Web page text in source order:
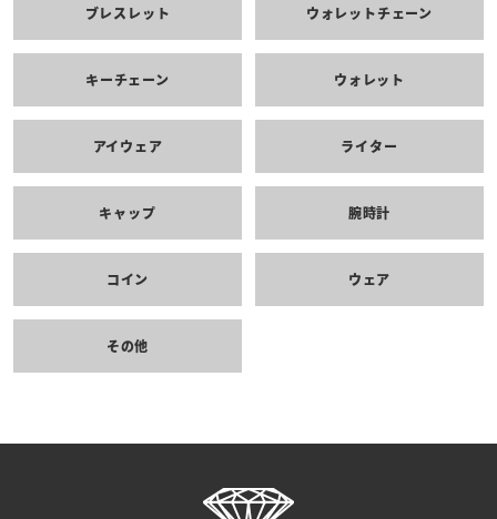
ブレスレット ウォレットチェーン
キーチェーン ウォレット
アイウェア ライター
キャップ 腕時計
コイン ウェア
その他